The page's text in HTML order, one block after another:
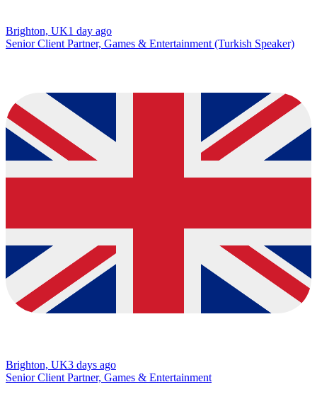
Brighton, UK1 day ago
Senior Client Partner, Games & Entertainment (Turkish Speaker)
Brighton, UK3 days ago
Senior Client Partner, Games & Entertainment